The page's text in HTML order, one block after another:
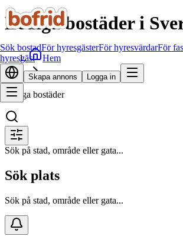
Sök bostadFör hyresgästerFör hyresvärdarFör
hyresgäst
Skapa annons Logga in
Lediga bostäder i
Hem
Sök bostad
Lediga bostäder
Sök på stad, område eller gata...
Sök plats
Sök på stad, område eller gata...